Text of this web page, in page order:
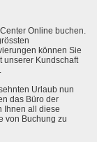
Online buchen.
können Sie
unserer Kundschaft
Urlaub nun
das Büro der
Ihnen all diese
von Buchung zu